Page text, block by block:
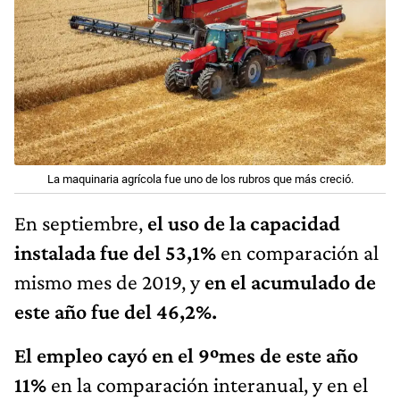
La maquinaria agrícola fue uno de los rubros que más creció.
En septiembre, el uso de la capacidad
instalada fue del 53,1% en comparación al
mismo mes de 2019, yen el acumulado de
este año fue del 46,2%.
El empleo cayó en el 9ºmes de este año
11% en la comparación interanual, y en el